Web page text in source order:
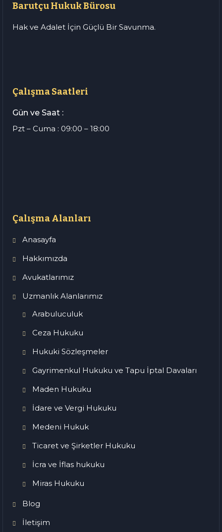
Barutçu Hukuk Bürosu
Hak ve Adalet İçin Güçlü Bir Savunma.
Çalışma Saatleri
Gün ve Saat :
Pzt – Cuma : 09:00 – 18:00
Çalışma Alanları
Anasayfa
Hakkımızda
Avukatlarımız
Uzmanlık Alanlarımız
Arabuluculuk
Ceza Hukuku
Hukuki Sözleşmeler
Gayrimenkul Hukuku ve Tapu İptal Davaları
Maden Hukuku
İdare ve Vergi Hukuku
Medeni Hukuk
Ticaret ve Şirketler Hukuku
İcra ve İflas hukuku
Miras Hukuku
Blog
İletişim